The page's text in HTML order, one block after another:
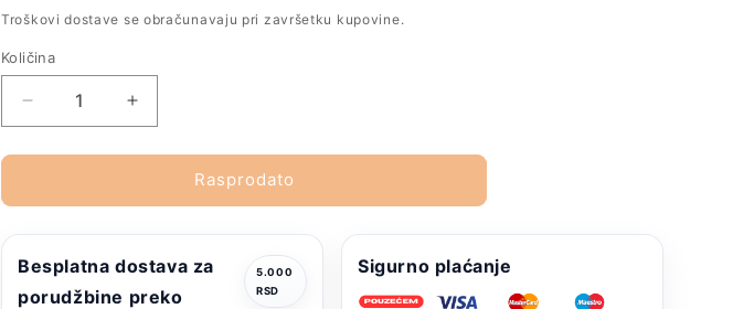
cena
Troškovi dostave se obračunavaju pri završetku kupovine.
Količina
Smanji
količinu
za
Field
hrana
za
Povećaj
količinu
za
Sam&#39;s
Field
hrana
za
Rasprodato
Besplatna dostava za
porudžbine preko
5.000
RSD
Sigurno plaćanje